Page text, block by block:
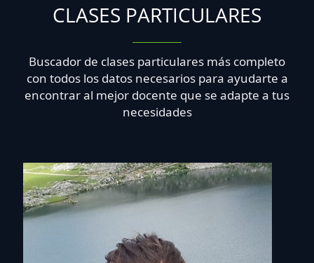
CLASES PARTICULARES
Buscador de clases particulares más completo
con todos los datos necesarios para ayudarte a
encontrar al mejor docente que se adapte a tus
necesidades